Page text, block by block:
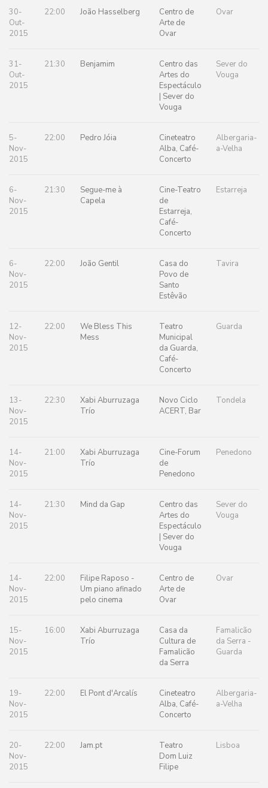
30-
Out-
2015
22:00 João Hasselberg
Centro de
Arte de
Ovar
Ovar
31-
Out-
2015
21:30 Benjamim
Centro das
Artes do
Espectáculo
| Sever do
Vouga
Sever do
Vouga
5-
Nov-
2015
22:00 Pedro Jóia
Cineteatro
Alba, Café-
Concerto
Albergaria-
a-Velha
6-
Nov-
2015
21:30
Segue-me à
Capela
Cine-Teatro
de
Estarreja,
Café-
Concerto
Estarreja
6-
Nov-
2015
22:00 João Gentil
Casa do
Povo de
Santo
Estêvão
Tavira
12-
Nov-
2015
22:00
We Bless This
Mess
Teatro
Municipal
da Guarda,
Café-
Concerto
Guarda
13-
Nov-
2015
22:30
Xabi Aburruzaga
Trío
Novo Ciclo
ACERT, Bar
Tondela
14-
Nov-
2015
21:00
Xabi Aburruzaga
Trío
Cine-Forum
de
Penedono
Penedono
14-
Nov-
2015
21:30 Mind da Gap
Centro das
Artes do
Espectáculo
| Sever do
Vouga
Sever do
Vouga
14-
Nov-
2015
22:00
Filipe Raposo -
Um piano afinado
pelo cinema
Centro de
Arte de
Ovar
Ovar
15-
Nov-
2015
16:00
Xabi Aburruzaga
Trío
Casa da
Cultura de
Famalicão
da Serra
Famalicão
da Serra -
Guarda
19-
Nov-
2015
22:00 El Pont d'Arcalís
Cineteatro
Alba, Café-
Concerto
Albergaria-
a-Velha
20-
Nov-
2015
22:00 Jam.pt
Teatro
Dom Luiz
Filipe
Lisboa